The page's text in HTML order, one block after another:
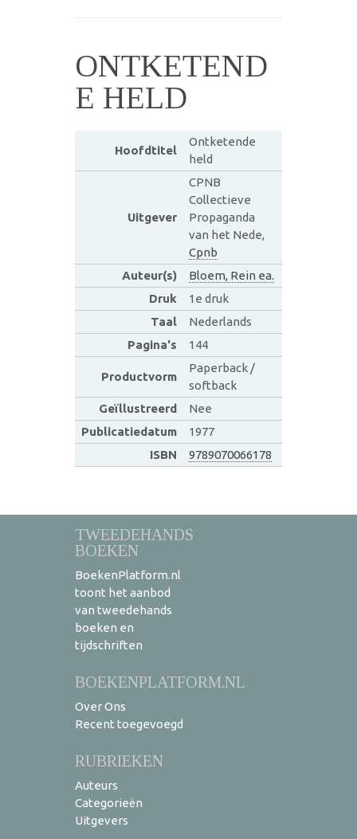
ONTKETEND
E HELD
Hoofdtitel
Ontketende
held
Uitgever
CPNB
Collectieve
Propaganda
van het Nede,
Cpnb
Auteur(s)
Bloem, Rein ea.
Druk
1e druk
Taal
Nederlands
Pagina's
144
Productvorm
Paperback /
softback
Geïllustreerd
Nee
Publicatiedatum
1977
ISBN
9789070066178
TWEEDEHANDS
BOEKEN
BoekenPlatform.nl
toont het aanbod
van tweedehands
boeken en
tijdschriften
BOEKENPLATFORM.NL
Over Ons
Recent toegevoegd
RUBRIEKEN
Auteurs
Categorieën
Uitgevers